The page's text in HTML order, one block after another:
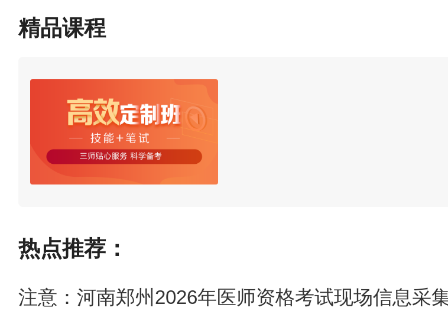
精品课程
热点推荐：
注意：河南郑州2026年医师资格考试现场信息采